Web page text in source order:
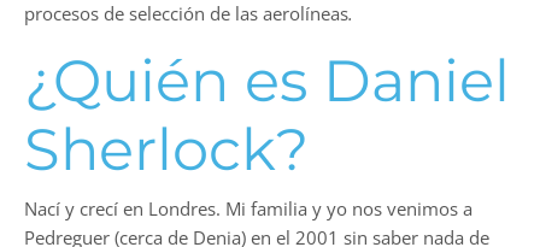
procesos de selección de las aerolíneas.
¿Quién es Daniel
Sherlock?
Nací y crecí en Londres. Mi familia y yo nos venimos a
Pedreguer (cerca de Denia) en el 2001 sin saber nada de